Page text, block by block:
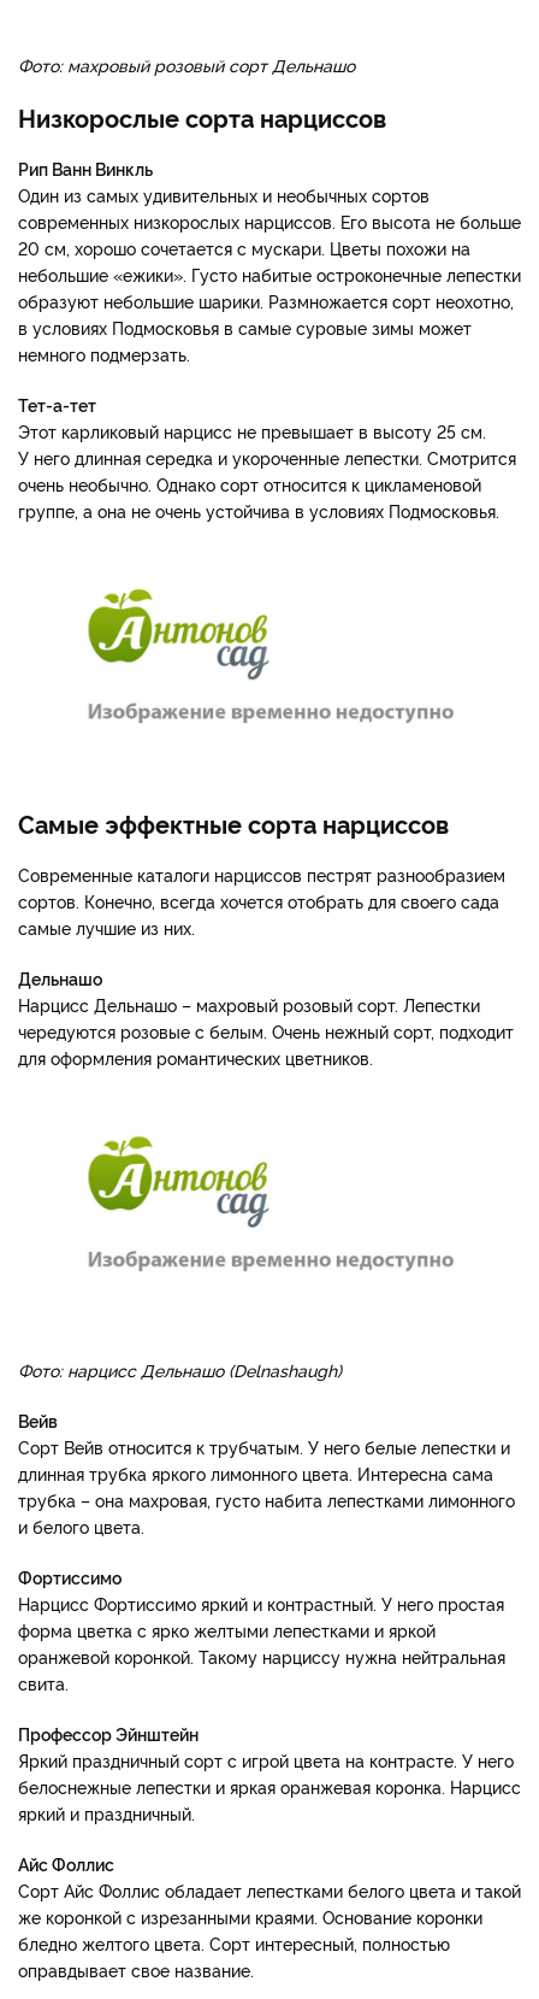
Фото: махровый розовый сорт Дельнашо
Низкорослые сорта нарциссов
Рип Ванн Винкль
Один из самых удивительных и необычных сортов
современных низкорослых нарциссов. Его высота не больше
20 см, хорошо сочетается с мускари. Цветы похожи на
небольшие «ежики». Густо набитые остроконечные лепестки
образуют небольшие шарики. Размножается сорт неохотно,
в условиях Подмосковья в самые суровые зимы может
немного подмерзать.
Тет-а-тет
Этот карликовый нарцисс не превышает в высоту 25 см.
У него длинная середка и укороченные лепестки. Смотрится
очень необычно. Однако сорт относится к цикламеновой
группе, а она не очень устойчива в условиях Подмосковья.
Самые эффектные сорта нарциссов
Современные каталоги нарциссов пестрят разнообразием
сортов. Конечно, всегда хочется отобрать для своего сада
самые лучшие из них.
Дельнашо
Нарцисс Дельнашо – махровый розовый сорт. Лепестки
чередуются розовые с белым. Очень нежный сорт, подходит
для оформления романтических цветников.
Фото: нарцисс Дельнашо (Delnashaugh)
Вейв
Сорт Вейв относится к трубчатым. У него белые лепестки и
длинная трубка яркого лимонного цвета. Интересна сама
трубка – она махровая, густо набита лепестками лимонного
и белого цвета.
Фортиссимо
Нарцисс Фортиссимо яркий и контрастный. У него простая
форма цветка с ярко желтыми лепестками и яркой
оранжевой коронкой. Такому нарциссу нужна нейтральная
свита.
Профессор Эйнштейн
Яркий праздничный сорт с игрой цвета на контрасте. У него
белоснежные лепестки и яркая оранжевая коронка. Нарцисс
яркий и праздничный.
Айс Фоллис
Сорт Айс Фоллис обладает лепестками белого цвета и такой
же коронкой с изрезанными краями. Основание коронки
бледно желтого цвета. Сорт интересный, полностью
оправдывает свое название.